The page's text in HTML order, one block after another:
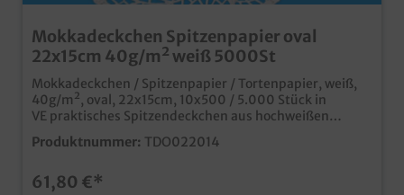
Mokkadeckchen Spitzenpapier oval
22x15cm 40g/m² weiß 5000St
Mokkadeckchen / Spitzenpapier / Tortenpapier, weiß,
40g/m², oval, 22x15cm, 10x500 / 5.000 Stück in
VE praktisches Spitzendeckchen aus hochweißen
Papier ideal für Serviertabletts in Café, Konditorei oder
Bäckerei
Produktnummer: TDO022014
61,80 €*